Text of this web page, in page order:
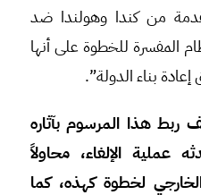
من كندا وهولندا ضد
المفسرة للخطوة على أنها
بناء الدولة”.
ربط هذا المرسوم بآثاره
عملية الإلغاء، محاولاً
لخطوة كهذه، كما